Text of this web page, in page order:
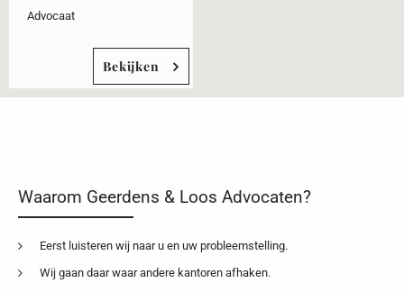
Advocaat
Bekijken
Waarom Geerdens & Loos Advocaten?
Eerst luisteren wij naar u en uw probleemstelling.
Wij gaan daar waar andere kantoren afhaken.